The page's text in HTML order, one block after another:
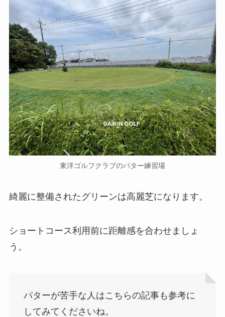
東洋ゴルフクラブのパター練習場
綺麗に整備されたグリーンは高麗芝になります。
ショートコース利用前に距離感を合わせましょ
う。
パターが苦手な人はこちらの記事も参考に
してみてくださいね。